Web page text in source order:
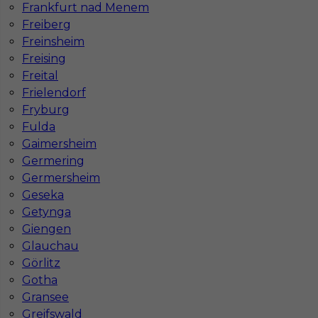
Frankfurt nad Menem
Freiberg
Freinsheim
Freising
Freital
Frielendorf
Fryburg
Fulda
Gaimersheim
Germering
Germersheim
Geseka
Getynga
Giengen
Glauchau
Görlitz
Gotha
Gransee
Greifswald
Mapa ofert pracy
Mapa kategorii
Informacje w sprawie pracy
Telefon:793-577-977
Dane firmy
In-Serv Team Sp. z o.o.